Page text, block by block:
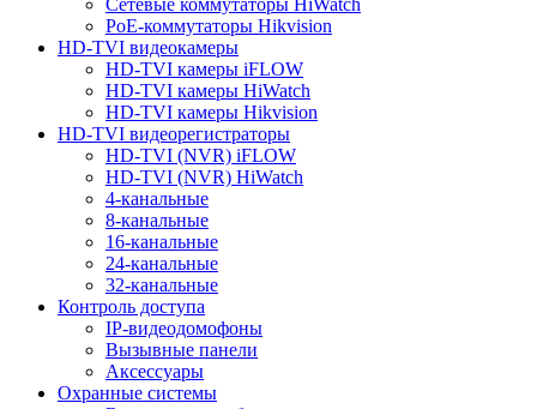
PoE-коммутаторы Hikvision
HD-TVI видеокамеры
HD-TVI камеры iFLOW
HD-TVI камеры HiWatch
HD-TVI камеры Hikvision
HD-TVI видеорегистраторы
HD-TVI (NVR) iFLOW
HD-TVI (NVR) HiWatch
4-канальные
8-канальные
16-канальные
24-канальные
32-канальные
Контроль доступа
IP-видеодомофоны
Вызывные панели
Аксессуары
Охранные системы